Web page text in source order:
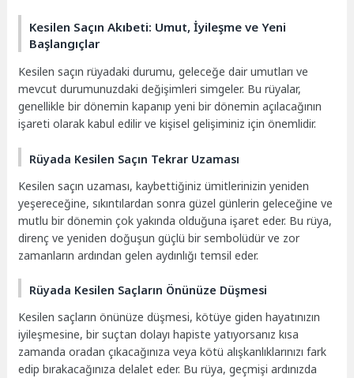
Kesilen Saçın Akıbeti: Umut, İyileşme ve Yeni
Başlangıçlar
Kesilen saçın rüyadaki durumu, geleceğe dair umutları ve
mevcut durumunuzdaki değişimleri simgeler. Bu rüyalar,
genellikle bir dönemin kapanıp yeni bir dönemin açılacağının
işareti olarak kabul edilir ve kişisel gelişiminiz için önemlidir.
Rüyada Kesilen Saçın Tekrar Uzaması
Kesilen saçın uzaması, kaybettiğiniz ümitlerinizin yeniden
yeşereceğine, sıkıntılardan sonra güzel günlerin geleceğine ve
mutlu bir dönemin çok yakında olduğuna işaret eder. Bu rüya,
direnç ve yeniden doğuşun güçlü bir sembolüdür ve zor
zamanların ardından gelen aydınlığı temsil eder.
Rüyada Kesilen Saçların Önünüze Düşmesi
Kesilen saçların önünüze düşmesi, kötüye giden hayatınızın
iyileşmesine, bir suçtan dolayı hapiste yatıyorsanız kısa
zamanda oradan çıkacağınıza veya kötü alışkanlıklarınızı fark
edip bırakacağınıza delalet eder. Bu rüya, geçmişi ardınızda